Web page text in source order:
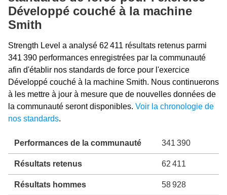
Développé couché à la machine
Smith
Strength Level a analysé 62 411 résultats retenus parmi
341 390 performances enregistrées par la communauté
afin d'établir nos standards de force pour l'exercice
Développé couché à la machine Smith. Nous continuerons
à les mettre à jour à mesure que de nouvelles données de
la communauté seront disponibles. Voir la chronologie de
nos standards.
Performances de la communauté 341 390
Résultats retenus 62 411
Résultats hommes 58 928